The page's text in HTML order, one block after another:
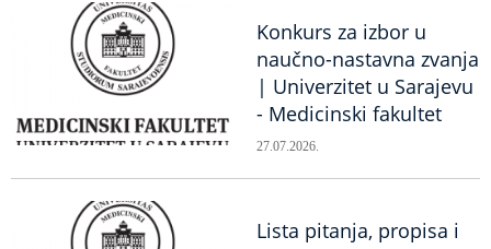
Konkurs za izbor u
naučno-nastavna zvanja
| Univerzitet u Sarajevu
- Medicinski fakultet
27.07.2026.
Lista pitanja, propisa i